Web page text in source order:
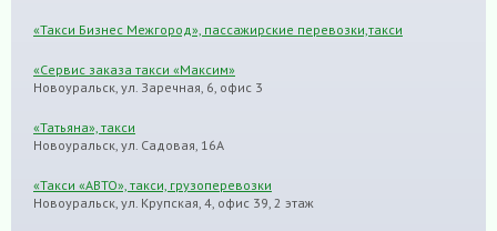
«Такси Бизнес Межгород», пассажирские перевозки,такси
«Сервис заказа такси «Максим»
Новоуральск, ул. Заречная, 6, офис 3
«Татьяна», такси
Новоуральск, ул. Садовая, 16А
«Такси «АВТО», такси, грузоперевозки
Новоуральск, ул. Крупская, 4, офис 39, 2 этаж